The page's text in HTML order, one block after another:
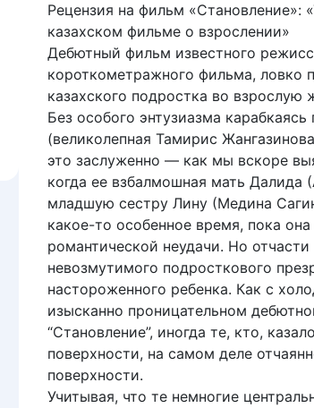
Рецензия на фильм «Становление»:
казахском фильме о взрослении»
Дебютный фильм известного
короткометражного фильма, ловко
казахского подростка во взрослую
Без особого энтузиазма
(великолепная Тамирис
это заслуженно — как мы вскоре
когда ее взбалмошная мать Далида
младшую сестру Лину (Медина
какое-то особенное время, пока
романтической неудачи. Но
невозмутимого подросткового
настороженного ребенка. Как с
изысканно проницательном
“Становление”, иногда те, кто,
поверхности, на самом деле
поверхности.
Учитывая, что те немногие